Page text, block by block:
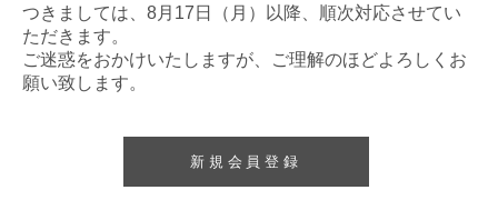
つきましては、8月17日（月）以降、順次対応させてい
ただきます。
ご迷惑をおかけいたしますが、ご理解のほどよろしくお
願い致します。
新規会員登録